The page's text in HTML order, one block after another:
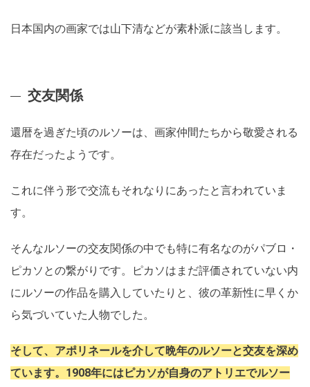
日本国内の画家では山下清などが素朴派に該当します。
交友関係
還暦を過ぎた頃のルソーは、画家仲間たちから敬愛される
存在だったようです。
これに伴う形で交流もそれなりにあったと言われていま
す。
そんなルソーの交友関係の中でも特に有名なのがパブロ・
ピカソとの繋がりです。ピカソはまだ評価されていない内
にルソーの作品を購入していたりと、彼の革新性に早くか
ら気づいていた人物でした。
そして、アポリネールを介して晩年のルソーと交友を深め
ています。1908年にはピカソが自身のアトリエでルソー